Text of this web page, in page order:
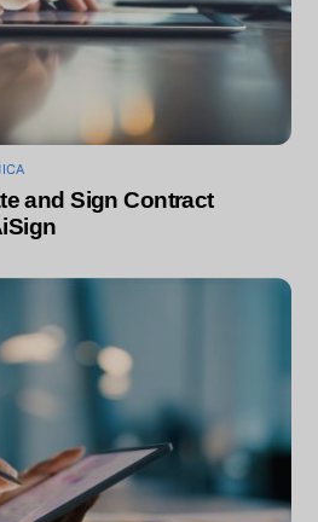
and Sign Contract